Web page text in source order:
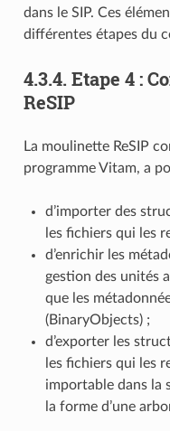
dans le SIP. Ces
différentes étapes du
4.3.4. Etape 4 :
ReSIP
La moulinette ReSIP
programme Vitam, a
d’importer des
les fichiers qui les
d’enrichir les
gestion des unités
que les
(BinaryObjects) ;
d’exporter les
les fichiers qui les
importable dans la
la forme d’une